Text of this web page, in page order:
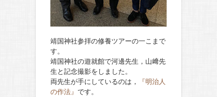
靖国神社参拝の修養ツアーの一こまで
す。
靖国神社の遊就館で河邊先生，山﨑先
生と記念撮影をしました。
両先生が手にしているのは，
『明治人
の作法』 です。